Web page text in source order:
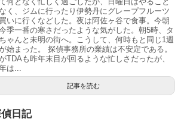
く、ジムに行ったり伊勢丹にグレープフルーツ
いに行くなどした。夜は阿佐ヶ谷で食事。今朝
季一番の寒さだったような気がした。朝5時、タ
ゃんと未明の街へ。こうして、何時もと同じ1週
始まった。 探偵事務所の業績は不安定である。
TDAも昨年末目が回るような忙しさだったが、
は...
記事を読む
日記